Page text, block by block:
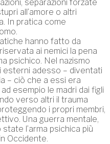
separazioni forzate
all’amore o altri
In pratica come
hanno fatto da
ai nemici la pena
psichico. Nel nazismo
esterni adesso – diventati
– ciò che a essi era
esempio le madri dai figli
verso altri il trauma
i propri membri,
Una guerra mentale,
l’arma psichica più
Occidente.